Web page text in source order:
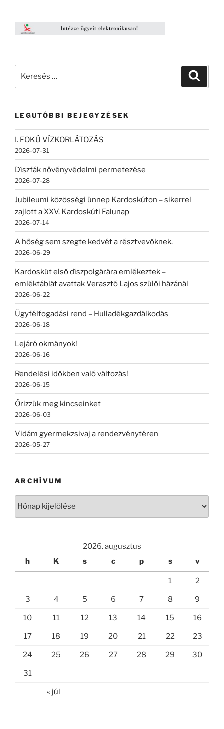
LEGUTÓBBI BEJEGYZÉSEK
I. FOKÚ VÍZKORLÁTOZÁS
2026-07-31
Díszfák növényvédelmi permetezése
2026-07-28
Jubileumi közösségi ünnep Kardoskúton – sikerrel
zajlott a XXV. Kardoskúti Falunap
2026-07-14
A hőség sem szegte kedvét a résztvevőknek.
2026-06-29
Kardoskút első díszpolgárára emlékeztek –
emléktáblát avattak Verasztó Lajos szülői házánál
2026-06-22
Ügyfélfogadási rend – Hulladékgazdálkodás
2026-06-18
Lejáró okmányok!
2026-06-16
Rendelési időkben való változás!
2026-06-15
Őrizzük meg kincseinket
2026-06-03
Vidám gyermekzsivaj a rendezvénytéren
2026-05-27
ARCHÍVUM
2026. augusztus
h
K s c p s v
1 2
3 4 5 6 7 8 9
10 11 12 13 14 15 16
17 18 19 20 21 22 23
24 25 26 27 28 29 30
31
« júl